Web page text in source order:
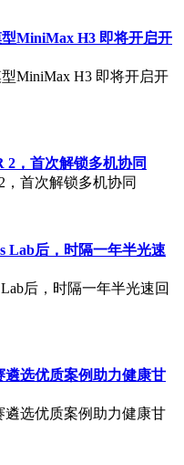
MiniMax H3 即将开启开
MiniMax H3 即将开启开
2，首次解锁多机协同
，首次解锁多机协同
Lab后，时隔一年半光速
后，时隔一年半光速回
选优质案例助力健康甘
选优质案例助力健康甘